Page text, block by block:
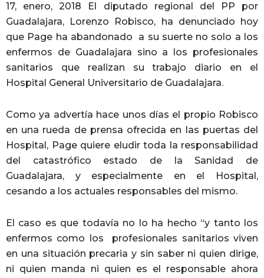
17, enero, 2018 El diputado regional del PP por
Guadalajara, Lorenzo Robisco, ha denunciado hoy
que Page ha abandonado a su suerte no solo a los
enfermos de Guadalajara sino a los profesionales
sanitarios que realizan su trabajo diario en el
Hospital General Universitario de Guadalajara.
Como ya advertía hace unos días el propio Robisco
en una rueda de prensa ofrecida en las puertas del
Hospital, Page quiere eludir toda la responsabilidad
del catastrófico estado de la Sanidad de
Guadalajara, y especialmente en el Hospital,
cesando a los actuales responsables del mismo.
El caso es que todavía no lo ha hecho “y tanto los
enfermos como los profesionales sanitarios viven
en una situación precaria y sin saber ni quien dirige,
ni quien manda ni quien es el responsable ahora